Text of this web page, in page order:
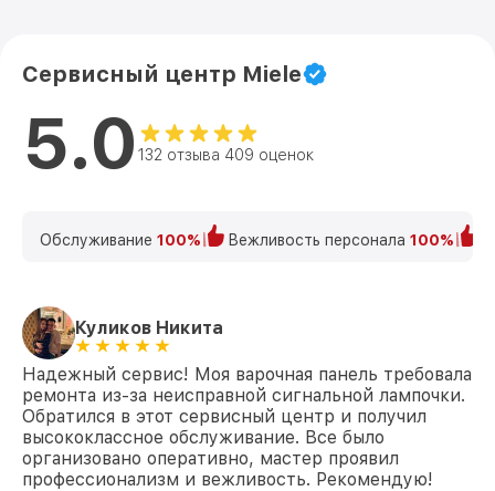
Сервисный центр Miele
5.0 132 отзыва 409 оценок
Обслуживание 100% Вежливость персонала 100%
Куликов Никита
Надежный сервис! Моя варочная панель требовала
ремонта из-за неисправной сигнальной лампочки.
Обратился в этот сервисный центр и получил
высококлассное обслуживание. Все было
организовано оперативно, мастер проявил
профессионализм и вежливость. Рекомендую!